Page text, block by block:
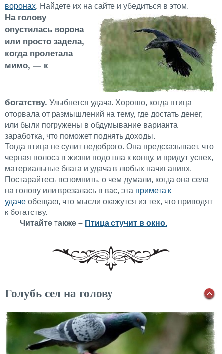
воронах. Найдете их на сайте и убедиться в этом.
На голову
опустилась ворона
или просто задела,
когда пролетала
мимо, — к
богатству. Улыбнется удача. Хорошо, когда птица
оторвала от размышлений на тему, где достать денег,
или были погружены в обдумывание варианта
заработка, что поможет поднять доходы.
Тогда птица не сулит недоброго. Она предсказывает, что
черная полоса в жизни подошла к концу, и придут успех,
материальные блага и удача в любых начинаниях.
Постарайтесь вспомнить, о чем думали, когда она села
на голову или врезалась в вас, эта примета к
удаче обещает, что мысли окажутся из тех, что приводят
к богатству.
Читайте также – Птица стучит в окно.
Голубь сел на голову